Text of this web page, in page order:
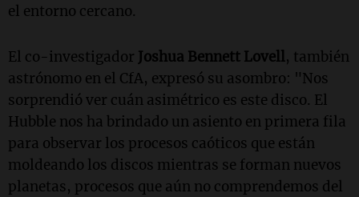
el entorno cercano.
El co-investigador Joshua Bennett Lovell, también
astrónomo en el CfA, expresó su asombro: "Nos
sorprendió ver cuán asimétrico es este disco. El
Hubble nos ha brindado un asiento en primera fila
para observar los procesos caóticos que están
moldeando los discos mientras se forman nuevos
planetas, procesos que aún no comprendemos del